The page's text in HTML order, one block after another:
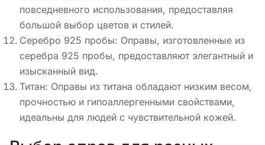
повседневного использования, предоставляя
большой выбор цветов и стилей.
Серебро 925 пробы: Оправы, изготовленные из
серебра 925 пробы, предоставляют элегантный и
изысканный вид.
Титан: Оправы из титана обладают низким весом,
прочностью и гипоаллергенными свойствами,
идеальны для людей с чувствительной кожей.